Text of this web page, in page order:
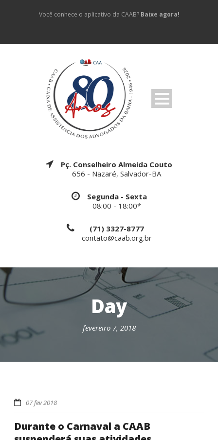
Você conhece o aplicativo da CAAB? Baixe agora!
Pç. Conselheiro Almeida Couto
656 - Nazaré, Salvador-BA
Segunda - Sexta
08:00 - 18:00*
(71) 3327-8777
contato@caab.org.br
Day
fevereiro 7, 2018
07 fev 2018
Durante o Carnaval a CAAB